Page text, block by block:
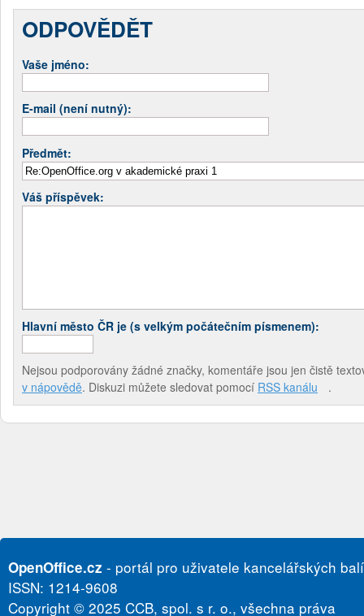
ODPOVĚDĚT
Vaše jméno:
E-mail (není nutný):
Předmět:
Váš příspěvek:
Hlavní město ČR je (s velkým počátečním písmenem):
Nejsou podporovány žádné značky, komentáře jsou jen čistě
v nápovědě. Diskuzi můžete sledovat pomocí RSS kanálu .
OpenOffice.cz - portál pro uživatele kancelářských
ISSN: 1214-9608
Copyright © 2025 CCB, spol. s r. o., všechna práva